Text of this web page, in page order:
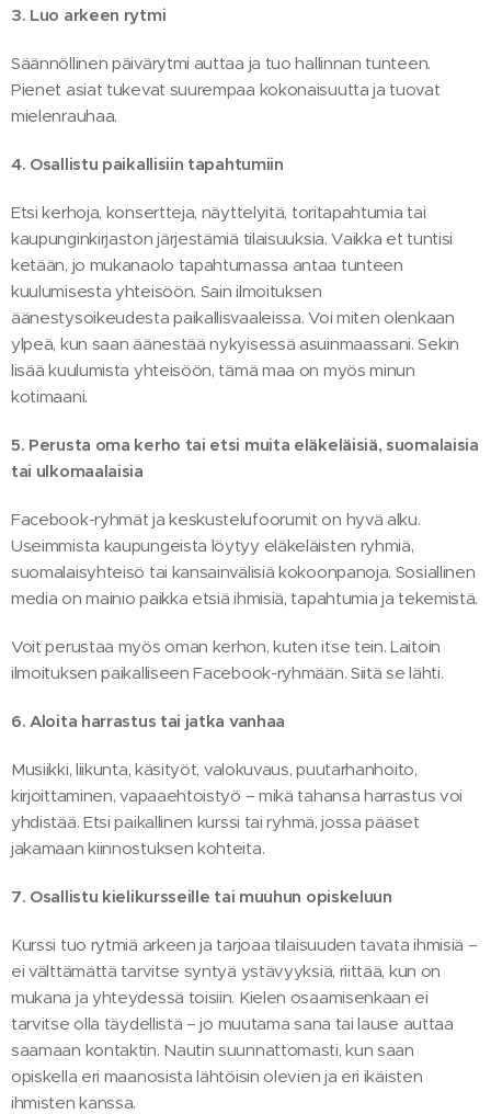
3. Luo arkeen rytmi
Säännöllinen päivärytmi auttaa ja tuo hallinnan tunteen.
Pienet asiat tukevat suurempaa kokonaisuutta ja tuovat
mielenrauhaa.
4. Osallistu paikallisiin tapahtumiin
Etsi kerhoja, konsertteja, näyttelyitä, toritapahtumia tai
kaupunginkirjaston järjestämiä tilaisuuksia. Vaikka et tuntisi
ketään, jo mukanaolo tapahtumassa antaa tunteen
kuulumisesta yhteisöön. Sain ilmoituksen
äänestysoikeudesta paikallisvaaleissa. Voi miten olenkaan
ylpeä, kun saan äänestää nykyisessä asuinmaassani. Sekin
lisää kuulumista yhteisöön, tämä maa on myös minun
kotimaani.
5. Perusta oma kerho tai etsi muita eläkeläisiä, suomalaisia
tai ulkomaalaisia
Facebook-ryhmät ja keskustelufoorumit on hyvä alku.
Useimmista kaupungeista löytyy eläkeläisten ryhmiä,
suomalaisyhteisö tai kansainvälisiä kokoonpanoja. Sosiallinen
media on mainio paikka etsiä ihmisiä, tapahtumia ja tekemistä.
Voit perustaa myös oman kerhon, kuten itse tein. Laitoin
ilmoituksen paikalliseen Facebook-ryhmään. Siitä se lähti.
6. Aloita harrastus tai jatka vanhaa
Musiikki, liikunta, käsityöt, valokuvaus, puutarhanhoito,
kirjoittaminen, vapaaehtoistyö – mikä tahansa harrastus voi
yhdistää. Etsi paikallinen kurssi tai ryhmä, jossa pääset
jakamaan kiinnostuksen kohteita.
7. Osallistu kielikursseille tai muuhun opiskeluun
Kurssi tuo rytmiä arkeen ja tarjoaa tilaisuuden tavata ihmisiä –
ei välttämättä tarvitse syntyä ystävyyksiä, riittää, kun on
mukana ja yhteydessä toisiin. Kielen osaamisenkaan ei
tarvitse olla täydellistä – jo muutama sana tai lause auttaa
saamaan kontaktin. Nautin suunnattomasti, kun saan
opiskella eri maanosista lähtöisin olevien ja eri ikäisten
ihmisten kanssa.